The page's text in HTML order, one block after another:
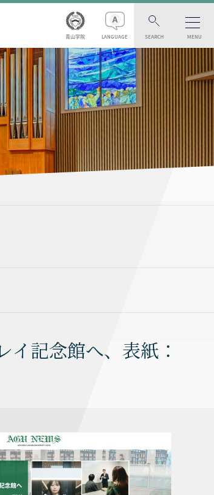
青山学院 LANGUAGE SEARCH MENU
イ記念館へ、表紙：